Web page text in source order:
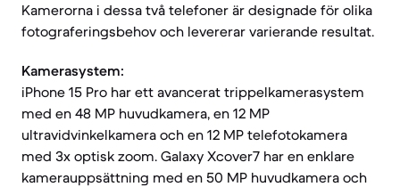
Kamerorna i dessa två telefoner är designade för olika
fotograferingsbehov och levererar varierande resultat.
Kamerasystem:
iPhone 15 Pro har ett avancerat trippelkamerasystem
med en 48 MP huvudkamera, en 12 MP
ultravidvinkelkamera och en 12 MP telefotokamera
med 3x optisk zoom. Galaxy Xcover7 har en enklare
kamerauppsättning med en 50 MP huvudkamera och